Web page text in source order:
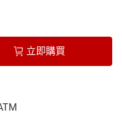
立即購買